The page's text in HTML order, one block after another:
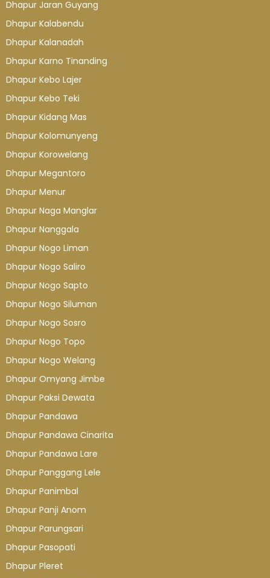
Dhapur Jaran Guyang
Dhapur Kalabendu
Dhapur Kalanadah
Dhapur Karno Tinanding
Dhapur Kebo Lajer
Dhapur Kebo Teki
Dhapur Kidang Mas
Dhapur Kolomunyeng
Dhapur Korowelang
Dhapur Megantoro
Dhapur Menur
Dhapur Naga Manglar
Dhapur Nanggala
Dhapur Nogo Liman
Dhapur Nogo Saliro
Dhapur Nogo Sapto
Dhapur Nogo Siluman
Dhapur Nogo Sosro
Dhapur Nogo Topo
Dhapur Nogo Welang
Dhapur Omyang Jimbe
Dhapur Paksi Dewata
Dhapur Pandawa
Dhapur Pandawa Cinarita
Dhapur Pandawa Lare
Dhapur Panggang Lele
Dhapur Panimbal
Dhapur Panji Anom
Dhapur Parungsari
Dhapur Pasopati
Dhapur Pleret